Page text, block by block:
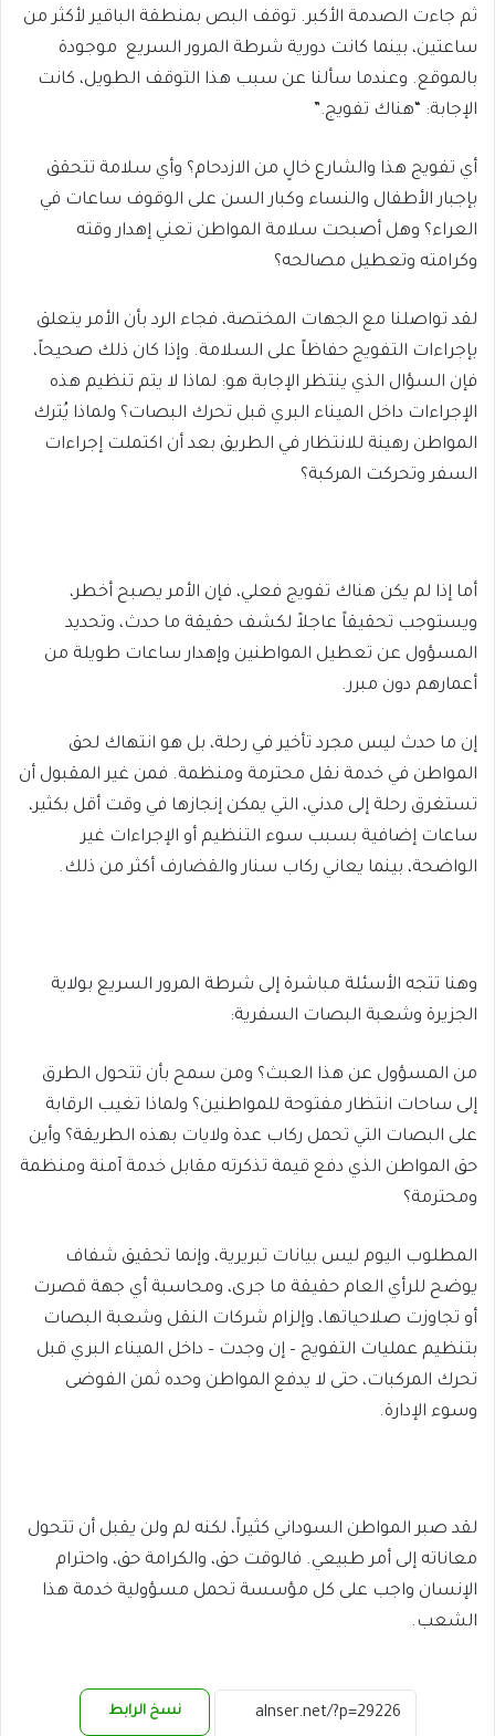
ثم جاءت الصدمة الأكبر. توقف البص بمنطقة الباقير لأكثر من
ساعتين، بينما كانت دورية شرطة المرور السريع موجودة
بالموقع. وعندما سألنا عن سبب هذا التوقف الطويل، كانت
الإجابة: “هناك تفويج.”
أي تفويج هذا والشارع خالٍ من الازدحام؟ وأي سلامة تتحقق
بإجبار الأطفال والنساء وكبار السن على الوقوف ساعات في
العراء؟ وهل أصبحت سلامة المواطن تعني إهدار وقته
وكرامته وتعطيل مصالحه؟
لقد تواصلنا مع الجهات المختصة، فجاء الرد بأن الأمر يتعلق
بإجراءات التفويج حفاظاً على السلامة. وإذا كان ذلك صحيحاً،
فإن السؤال الذي ينتظر الإجابة هو: لماذا لا يتم تنظيم هذه
الإجراءات داخل الميناء البري قبل تحرك البصات؟ ولماذا يُترك
المواطن رهينة للانتظار في الطريق بعد أن اكتملت إجراءات
السفر وتحركت المركبة؟
أما إذا لم يكن هناك تفويج فعلي، فإن الأمر يصبح أخطر،
ويستوجب تحقيقاً عاجلاً لكشف حقيقة ما حدث، وتحديد
المسؤول عن تعطيل المواطنين وإهدار ساعات طويلة من
أعمارهم دون مبرر.
إن ما حدث ليس مجرد تأخير في رحلة، بل هو انتهاك لحق
المواطن في خدمة نقل محترمة ومنظمة. فمن غير المقبول أن
تستغرق رحلة إلى مدني، التي يمكن إنجازها في وقت أقل بكثير،
ساعات إضافية بسبب سوء التنظيم أو الإجراءات غير
الواضحة، بينما يعاني ركاب سنار والقضارف أكثر من ذلك.
وهنا تتجه الأسئلة مباشرة إلى شرطة المرور السريع بولاية
الجزيرة وشعبة البصات السفرية:
من المسؤول عن هذا العبث؟ ومن سمح بأن تتحول الطرق
إلى ساحات انتظار مفتوحة للمواطنين؟ ولماذا تغيب الرقابة
على البصات التي تحمل ركاب عدة ولايات بهذه الطريقة؟ وأين
حق المواطن الذي دفع قيمة تذكرته مقابل خدمة آمنة ومنظمة
ومحترمة؟
المطلوب اليوم ليس بيانات تبريرية، وإنما تحقيق شفاف
يوضح للرأي العام حقيقة ما جرى، ومحاسبة أي جهة قصرت
أو تجاوزت صلاحياتها، وإلزام شركات النقل وشعبة البصات
بتنظيم عمليات التفويج – إن وجدت – داخل الميناء البري قبل
تحرك المركبات، حتى لا يدفع المواطن وحده ثمن الفوضى
وسوء الإدارة.
لقد صبر المواطن السوداني كثيراً، لكنه لم ولن يقبل أن تتحول
معاناته إلى أمر طبيعي. فالوقت حق، والكرامة حق، واحترام
الإنسان واجب على كل مؤسسة تحمل مسؤولية خدمة هذا
الشعب.
نسخ الرابط